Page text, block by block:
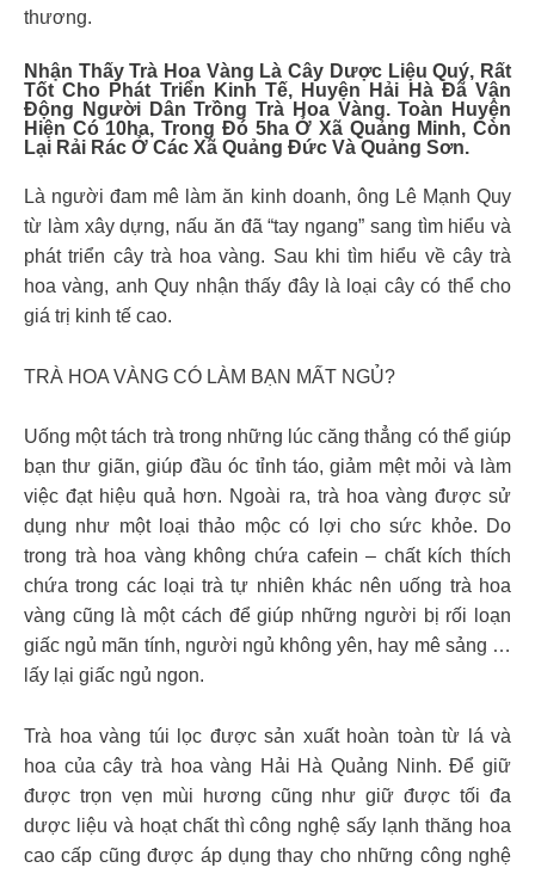
thương.
Nhận Thấy Trà Hoa Vàng Là Cây Dược Liệu Quý, Rất
Tốt Cho Phát Triển Kinh Tế, Huyện Hải Hà Đã Vận
Động Người Dân Trồng Trà Hoa Vàng. Toàn Huyện
Hiện Có 10ha, Trong Đó 5ha Ở Xã Quảng Minh, Còn
Lại Rải Rác Ở Các Xã Quảng Đức Và Quảng Sơn.
Là người đam mê làm ăn kinh doanh, ông Lê Mạnh Quy
từ làm xây dựng, nấu ăn đã “tay ngang” sang tìm hiểu và
phát triển cây trà hoa vàng. Sau khi tìm hiểu về cây trà
hoa vàng, anh Quy nhận thấy đây là loại cây có thể cho
giá trị kinh tế cao.
TRÀ HOA VÀNG CÓ LÀM BẠN MẤT NGỦ?
Uống một tách trà trong những lúc căng thẳng có thể giúp
bạn thư giãn, giúp đầu óc tỉnh táo, giảm mệt mỏi và làm
việc đạt hiệu quả hơn. Ngoài ra, trà hoa vàng được sử
dụng như một loại thảo mộc có lợi cho sức khỏe. Do
trong trà hoa vàng không chứa cafein – chất kích thích
chứa trong các loại trà tự nhiên khác nên uống trà hoa
vàng cũng là một cách để giúp những người bị rối loạn
giấc ngủ mãn tính, người ngủ không yên, hay mê sảng …
lấy lại giấc ngủ ngon.
Trà hoa vàng túi lọc được sản xuất hoàn toàn từ lá và
hoa của cây trà hoa vàng Hải Hà Quảng Ninh. Để giữ
được trọn vẹn mùi hương cũng như giữ được tối đa
dược liệu và hoạt chất thì công nghệ sấy lạnh thăng hoa
cao cấp cũng được áp dụng thay cho những công nghệ